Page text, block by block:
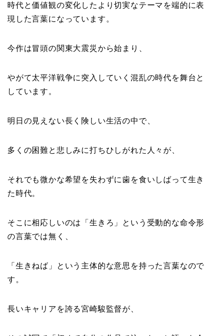
時代と価値観の変化したより切実なテーマを端的に表
現した言葉になっています。
今作は冒頭の関東大震災から始まり、
やがて太平洋戦争に突入していく混乱の時代を舞台と
しています。
明日の見えない長く険しい生活の中で、
多くの困難と悲しみに打ちひしがれた人々が、
それでも微かな希望を失わずに歯を食いしばって生き
た時代。
そこに相応しいのは「生きろ」という受動的な命令形
の言葉では無く、
「生きねば」という主体的な意思を持った言葉なので
す。
長いキャリアを誇る宮崎駿監督が、